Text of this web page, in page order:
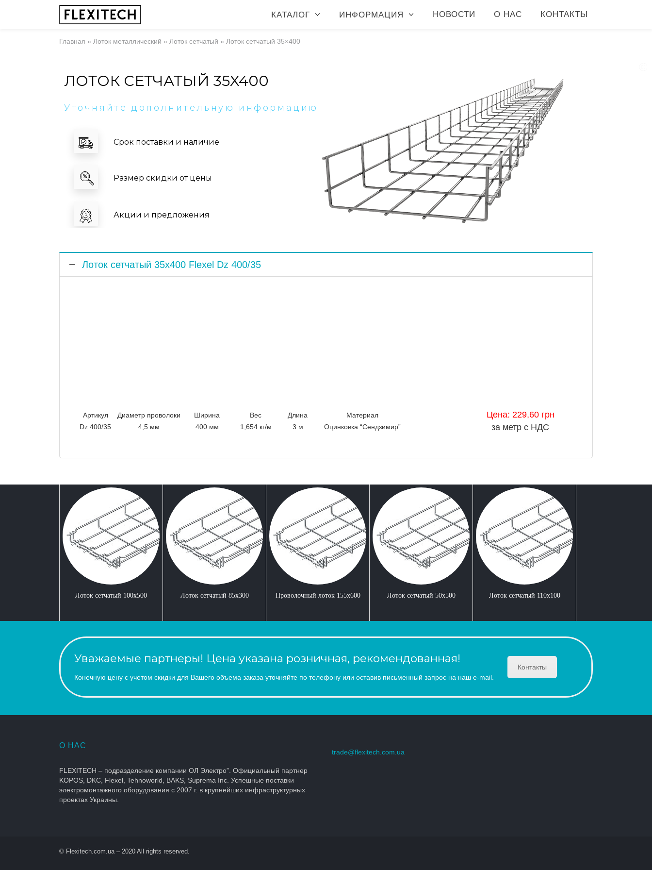
КАТАЛОГ ИНФОРМАЦИЯ НОВОСТИ О НАС КОНТАКТЫ
Главная » Лоток металлический » Лоток сетчатый » Лоток сетчатый 35×400
ЛОТОК СЕТЧАТЫЙ 35X400
Уточняйте дополнительную информацию
Срок поставки и наличие
Размер скидки от цены
Акции и предложения
Лоток сетчатый 35x400 Flexel Dz 400/35
Артикул Диаметр проволоки Ширина Вес Длина
Материал
Dz 400/35
4,5 мм 400 мм 1,654 кг/м 3 м Оцинковка “Сендзимир”
Цена: 229,60 грн
за метр с НДС
Лоток сетчатый 100x500 Лоток сетчатый 85x300 Проволочный лоток 155x600 Лоток сетчатый 50x500 Лоток сетчатый 110x100
Уважаемые партнеры! Цена указана розничная, рекомендованная!
Конечную цену с учетом скидки для Вашего объема заказа уточняйте по телефону или оставив письменный запрос на наш e-mail.
Контакты
О НАС
FLEXITECH – подразделение компании ОЛ Электро”. Официальный партнер
KOPOS, DKC, Flexel, Tehnoworld, BAKS, Suprema Inc. Успешные поставки
электромонтажного оборудования с 2007 г. в крупнейших инфраструктурных
проектах Украины.
trade@flexitech.com.ua
© Flexitech.com.ua – 2020 All rights reserved.